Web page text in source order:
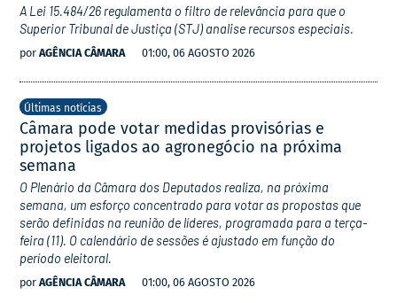
A Lei 15.484/26 regulamenta o filtro de relevância para que o
Superior Tribunal de Justiça (STJ) analise recursos especiais.
por AGÊNCIA CÂMARA 01:00, 06 AGOSTO 2026
Últimas notícias
Câmara pode votar medidas provisórias e
projetos ligados ao agronegócio na próxima
semana
O Plenário da Câmara dos Deputados realiza, na próxima
semana, um esforço concentrado para votar as propostas que
serão definidas na reunião de líderes, programada para a terça-
feira (11). O calendário de sessões é ajustado em função do
período eleitoral.
por AGÊNCIA CÂMARA 01:00, 06 AGOSTO 2026